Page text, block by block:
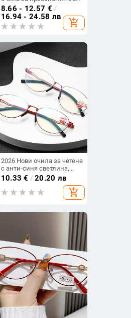
фотохромни лещи,
защита от синя светлина
и асферични лещи
8.66 - 12.57 € /
16.94 - 24.58 лв
add_shopping_cart
2026 Нови очила за четене
с анти-синя светлина,
унисекс, модерен
европейско-американски
стил, метално-кожени
рамки, ултраеластични,
пресбиопия
10.33 € /20.20 лв
add_shopping_cart